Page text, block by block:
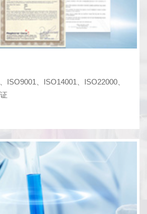
ISO9001、ISO14001、ISO22000、